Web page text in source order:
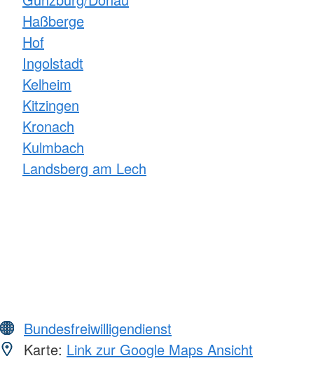
Haßberge
Hof
Ingolstadt
Kelheim
Kitzingen
Kronach
Kulmbach
Landsberg am Lech
Bundesfreiwilligendienst
Karte: Link zur Google Maps Ansicht